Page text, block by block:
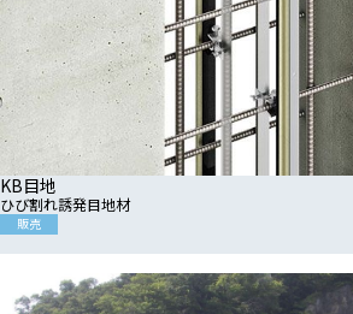
KB目地
ひび割れ誘発目地材
販売